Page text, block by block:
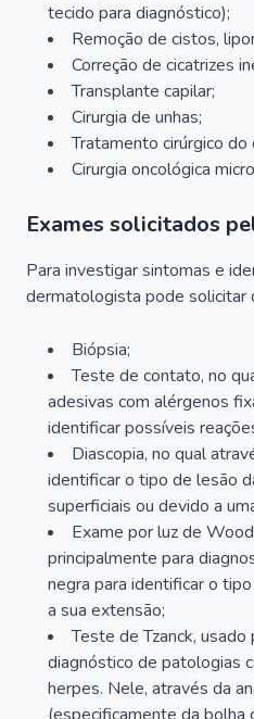
tecido para diagnóstico);
Remoção de cistos,
Correção de cicatrizes
Transplante capilar;
Cirurgia de unhas;
Tratamento cirúrgico do
Cirurgia oncológica
Exames solicitados
Para investigar sintomas e
dermatologista pode solicitar
Biópsia;
Teste de contato, no
adesivas com alérgenos
identificar possíveis
Diascopia, no qual
identificar o tipo de lesão
superficiais ou devido a
Exame por luz de
principalmente para
negra para identificar o
a sua extensão;
Teste de Tzanck,
diagnóstico de patologias
herpes. Nele, através da